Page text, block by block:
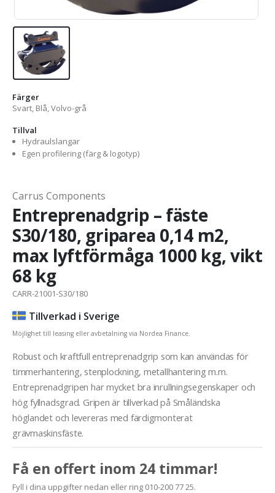
Färger
Svart, Blå, Volvo-grå
Tillval
Hydraulslangar
Egen profilering (färg & logotyp)
Carrus Components
Entreprenadgrip – fäste
S30/180, griparea 0,14 m2,
max lyftförmåga 1000 kg, vikt
68 kg
CARR-21001-S30/180
Tillverkad i Sverige
Möjlighet till leasing eller avbetalning via Nordea Finance.
Robust och kraftfull entreprenadgrip som kan användas för
timmerhantering, stenplockning, metallhantering m.m.
Entreprenadgripen har mycket bra inrullningsegenskaper och
hög fyllnadsgrad. Gripen är tillverkad på Småländska
höglandet och levereras med färdigmonterat
grävmaskinsfäste.
Få en offert inom 24 timmar!
Fyll i dina uppgifter nedan eller ring 010-200 77 25.